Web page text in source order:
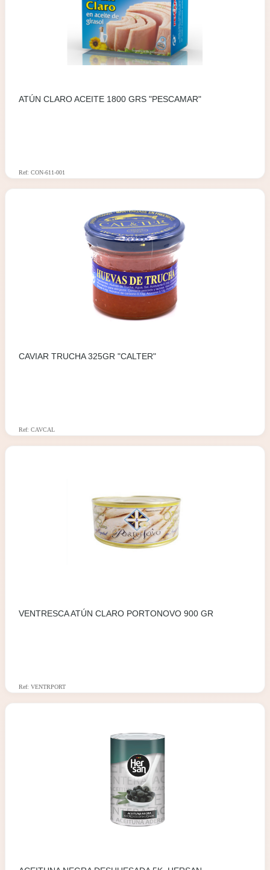
ATÚN CLARO ACEITE 1800 GRS "PESCAMAR"
Ref: CON-611-001
CAVIAR TRUCHA 325GR "CALTER"
Ref: CAVCAL
VENTRESCA ATÚN CLARO PORTONOVO 900 GR
Ref: VENTRPORT